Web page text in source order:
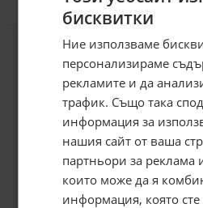
Отзиви към
бисквитки
Ние използваме
персонализираме
рекламите и да
трафик. Също така
информация за
нашия сайт от ваша
партньори за реклама
които може да я
информация, която
Абонирайте се
грабнете-5%